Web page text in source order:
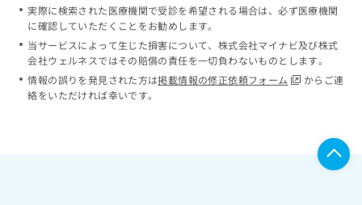
実際に検索された医療機関で受診を希望される場合は、必ず医療機関
に確認していただくことをお勧めします。
当サービスによって生じた損害について、株式会社マイナビ及び株式
会社ウェルネスではその賠償の責任を一切負わないものとします。
情報の誤りを発見された方は掲載情報の修正依頼フォーム
からご連
絡をいただければ幸いです。